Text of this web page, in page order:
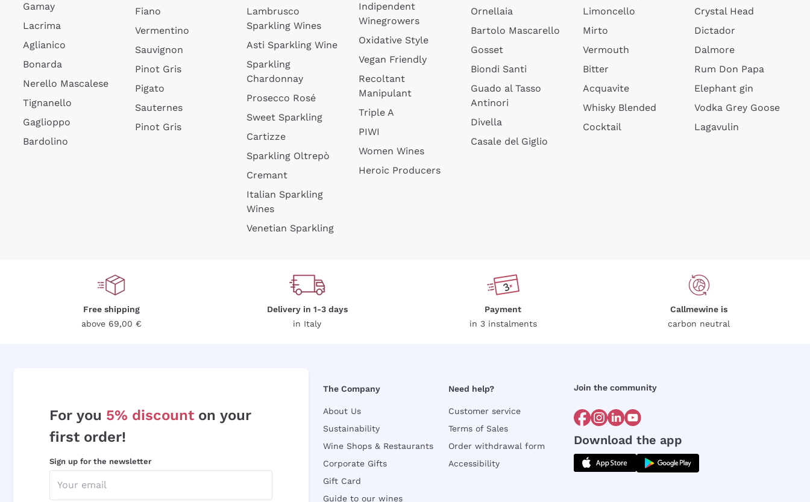
Gamay
Lacrima
Aglianico
Bonarda
Nerello Mascalese
Tignanello
Gaglioppo
Bardolino
Fiano
Vermentino
Sauvignon
Pinot Gris
Pigato
Sauternes
Pinot Gris
Lambrusco
Sparkling Wines
Asti Sparkling Wine
Sparkling
Chardonnay
Prosecco Rosé
Sweet Sparkling
Cartizze
Sparkling Oltrepò
Cremant
Italian Sparkling
Wines
Venetian Sparkling
Indipendent
Winegrowers
Oxidative Style
Vegan Friendly
Recoltant
Manipulant
Triple A
PIWI
Women Wines
Heroic Producers
Ornellaia
Bartolo Mascarello
Gosset
Biondi Santi
Guado al Tasso
Antinori
Divella
Casale del Giglio
Limoncello
Mirto
Vermouth
Bitter
Acquavite
Whisky Blended
Cocktail
Crystal Head
Dictador
Dalmore
Rum Don Papa
Elephant gin
Vodka Grey Goose
Lagavulin
Free shipping
above 69,00 €
Delivery in 1-3 days
in Italy
Payment
in 3 instalments
Callmewine is
carbon neutral
For you 5% discount on your
first order!
Sign up for the newsletter
The Company
About Us
Sustainability
Wine Shops & Restaurants
Corporate Gifts
Gift Card
Guide to our wines
Need help?
Customer service
Terms of Sales
Order withdrawal form
Accessibility
Join the community
Download the app